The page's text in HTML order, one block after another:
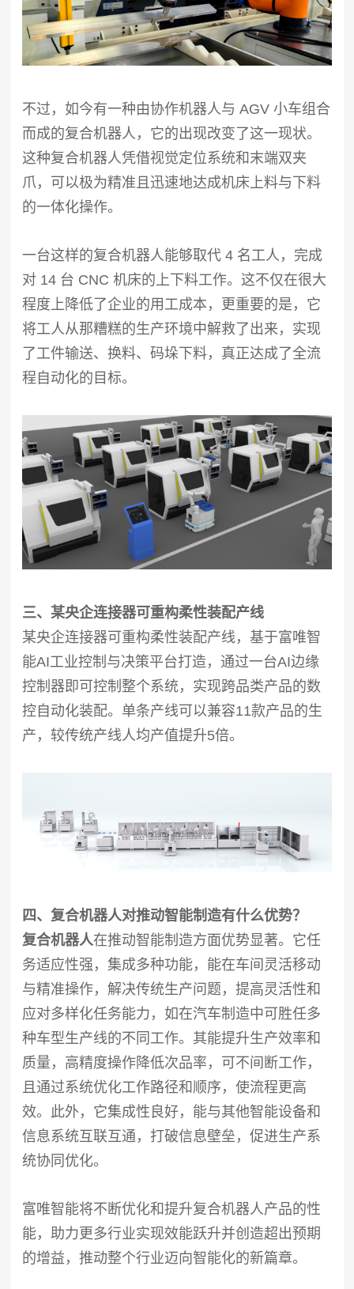
不过，如今有一种由协作机器人与 AGV 小车组合
而成的复合机器人，它的出现改变了这一现状。
这种复合机器人凭借视觉定位系统和末端双夹
爪，可以极为精准且迅速地达成机床上料与下料
的一体化操作。
一台这样的复合机器人能够取代 4 名工人，完成
对 14 台 CNC 机床的上下料工作。这不仅在很大
程度上降低了企业的用工成本，更重要的是，它
将工人从那糟糕的生产环境中解救了出来，实现
了工件输送、换料、码垛下料，真正达成了全流
程自动化的目标。
三、某央企连接器可重构柔性装配产线
某央企连接器可重构柔性装配产线，基于富唯智
能AI工业控制与决策平台打造，通过一台AI边缘
控制器即可控制整个系统，实现跨品类产品的数
控自动化装配。单条产线可以兼容11款产品的生
产，较传统产线人均产值提升5倍。
四、复合机器人对推动智能制造有什么优势？
复合机器人在推动智能制造方面优势显著。它任
务适应性强，集成多种功能，能在车间灵活移动
与精准操作，解决传统生产问题，提高灵活性和
应对多样化任务能力，如在汽车制造中可胜任多
种车型生产线的不同工作。其能提升生产效率和
质量，高精度操作降低次品率，可不间断工作，
且通过系统优化工作路径和顺序，使流程更高
效。此外，它集成性良好，能与其他智能设备和
信息系统互联互通，打破信息壁垒，促进生产系
统协同优化。
富唯智能将不断优化和提升复合机器人产品的性
能，助力更多行业实现效能跃升并创造超出预期
的增益，推动整个行业迈向智能化的新篇章。